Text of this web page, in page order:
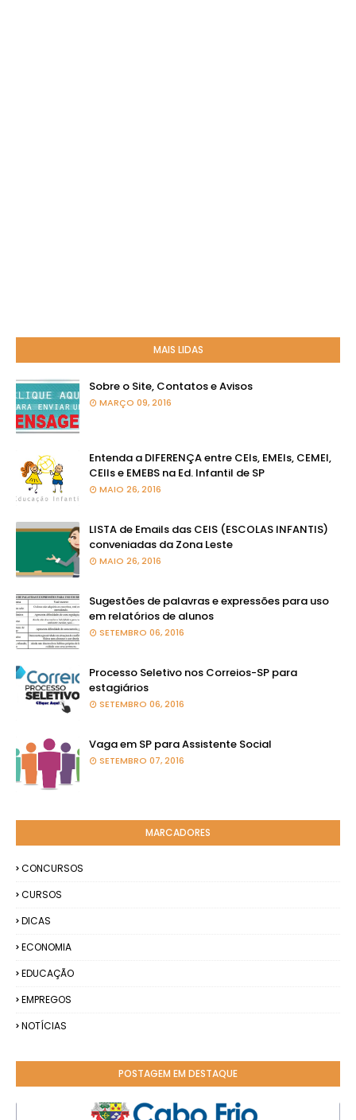
MAIS LIDAS
Sobre o Site, Contatos e Avisos
MARÇO 09, 2016
Entenda a DIFERENÇA entre CEIs, EMEIs, CEMEI,
CEIIs e EMEBS na Ed. Infantil de SP
MAIO 26, 2016
LISTA de Emails das CEIS (ESCOLAS INFANTIS)
conveniadas da Zona Leste
MAIO 26, 2016
Sugestões de palavras e expressões para uso
em relatórios de alunos
SETEMBRO 06, 2016
Processo Seletivo nos Correios-SP para
estagiários
SETEMBRO 06, 2016
Vaga em SP para Assistente Social
SETEMBRO 07, 2016
MARCADORES
CONCURSOS
CURSOS
DICAS
ECONOMIA
EDUCAÇÃO
EMPREGOS
NOTÍCIAS
POSTAGEM EM DESTAQUE